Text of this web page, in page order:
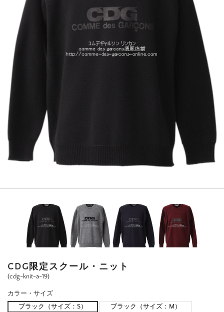
CDG限定スクール・ニット
(cdg-knit-a-19)
カラー・サイズ
ブラック（サイズ：S）
ブラック（サイズ：M）